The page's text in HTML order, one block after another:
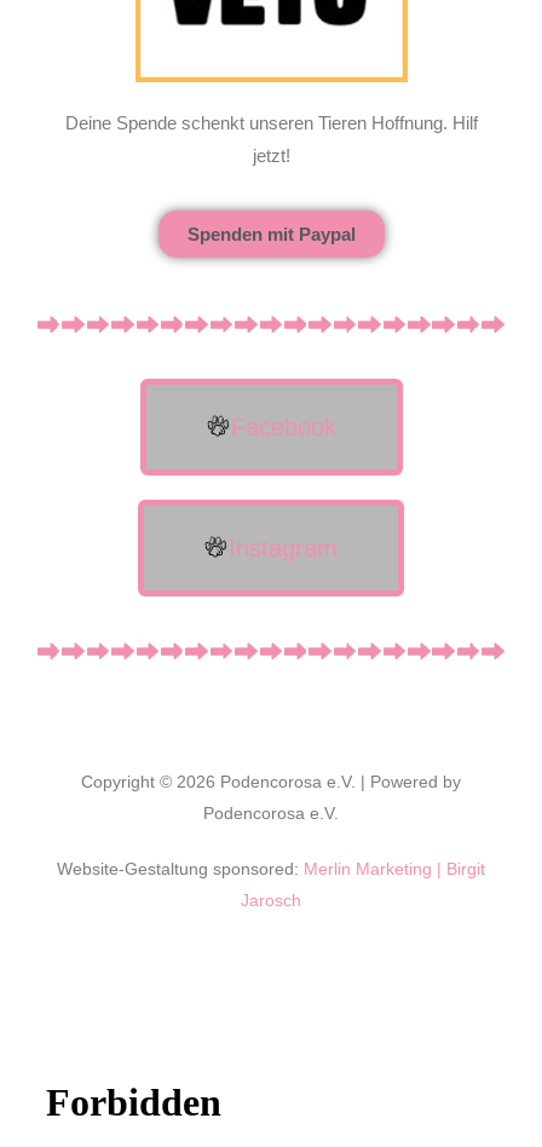
Deine Spende schenkt unseren Tieren Hoffnung. Hilf
jetzt!
Spenden mit Paypal
Facebook
Instagram
Copyright © 2026 Podencorosa e.V. | Powered by
Podencorosa e.V.
Website-Gestaltung sponsored: Merlin Marketing | Birgit
Jarosch